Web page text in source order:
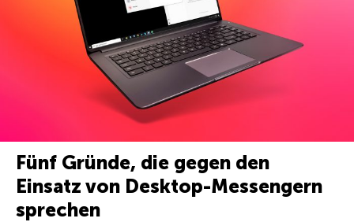
Fünf Gründe, die gegen den
Einsatz von Desktop-Messengern
sprechen